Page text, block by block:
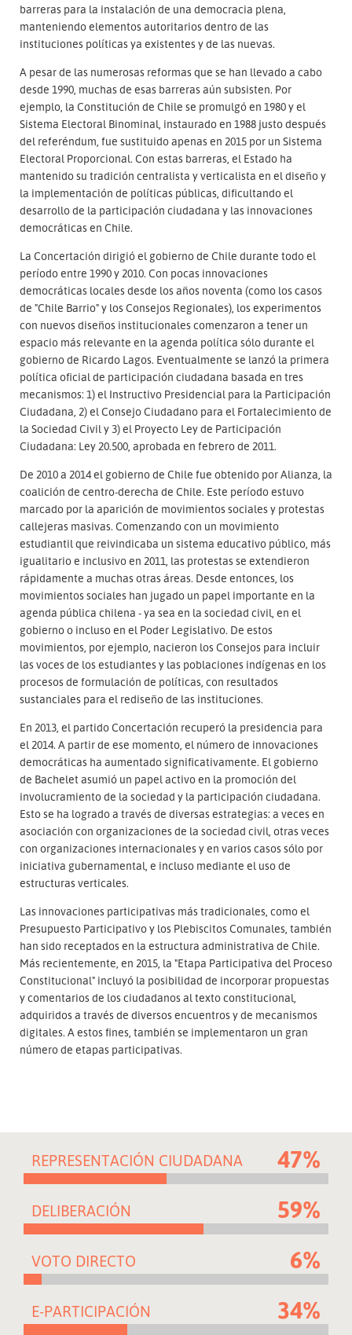
barreras para la instalación de una democracia plena,
manteniendo elementos autoritarios dentro de las
instituciones políticas ya existentes y de las nuevas.
A pesar de las numerosas reformas que se han llevado a cabo
desde 1990, muchas de esas barreras aún subsisten. Por
ejemplo, la Constitución de Chile se promulgó en 1980 y el
Sistema Electoral Binominal, instaurado en 1988 justo después
del referéndum, fue sustituido apenas en 2015 por un Sistema
Electoral Proporcional. Con estas barreras, el Estado ha
mantenido su tradición centralista y verticalista en el diseño y
la implementación de políticas públicas, dificultando el
desarrollo de la participación ciudadana y las innovaciones
democráticas en Chile.
La Concertación dirigió el gobierno de Chile durante todo el
período entre 1990 y 2010. Con pocas innovaciones
democráticas locales desde los años noventa (como los casos
de "Chile Barrio" y los Consejos Regionales), los experimentos
con nuevos diseños institucionales comenzaron a tener un
espacio más relevante en la agenda política sólo durante el
gobierno de Ricardo Lagos. Eventualmente se lanzó la primera
política oficial de participación ciudadana basada en tres
mecanismos: 1) el Instructivo Presidencial para la Participación
Ciudadana, 2) el Consejo Ciudadano para el Fortalecimiento de
la Sociedad Civil y 3) el Proyecto Ley de Participación
Ciudadana: Ley 20.500, aprobada en febrero de 2011.
De 2010 a 2014 el gobierno de Chile fue obtenido por Alianza, la
coalición de centro-derecha de Chile. Este período estuvo
marcado por la aparición de movimientos sociales y protestas
callejeras masivas. Comenzando con un movimiento
estudiantil que reivindicaba un sistema educativo público, más
igualitario e inclusivo en 2011, las protestas se extendieron
rápidamente a muchas otras áreas. Desde entonces, los
movimientos sociales han jugado un papel importante en la
agenda pública chilena - ya sea en la sociedad civil, en el
gobierno o incluso en el Poder Legislativo. De estos
movimientos, por ejemplo, nacieron los Consejos para incluir
las voces de los estudiantes y las poblaciones indígenas en los
procesos de formulación de políticas, con resultados
sustanciales para el rediseño de las instituciones.
En 2013, el partido Concertación recuperó la presidencia para
el 2014. A partir de ese momento, el número de innovaciones
democráticas ha aumentado significativamente. El gobierno
de Bachelet asumió un papel activo en la promoción del
involucramiento de la sociedad y la participación ciudadana.
Esto se ha logrado a través de diversas estrategias: a veces en
asociación con organizaciones de la sociedad civil, otras veces
con organizaciones internacionales y en varios casos sólo por
iniciativa gubernamental, e incluso mediante el uso de
estructuras verticales.
Las innovaciones participativas más tradicionales, como el
Presupuesto Participativo y los Plebiscitos Comunales, también
han sido receptados en la estructura administrativa de Chile.
Más recientemente, en 2015, la "Etapa Participativa del Proceso
Constitucional" incluyó la posibilidad de incorporar propuestas
y comentarios de los ciudadanos al texto constitucional,
adquiridos a través de diversos encuentros y de mecanismos
digitales. A estos fines, también se implementaron un gran
número de etapas participativas.
REPRESENTACIÓN CIUDADANA 47%
DELIBERACIÓN 59%
VOTO DIRECTO 6%
E-PARTICIPACIÓN 34%